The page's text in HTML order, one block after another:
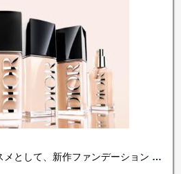
として、新作ファンデーション …